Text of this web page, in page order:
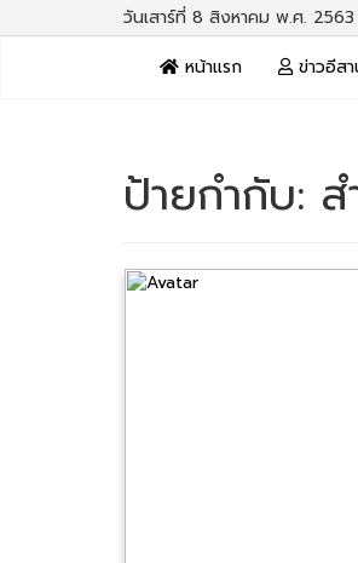
วันเสาร์ที่ 8 สิงหาคม พ.ศ. 2563
หน้าแรก
ข่าวอีส
ป้ายกำกับ: